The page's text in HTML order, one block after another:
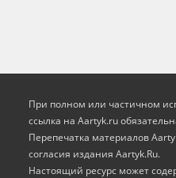
При полном или частичном
ссылка на Aartyk.ru
Перепечатка материалов
согласия издания Aartyk.Ru.
Настоящий ресурс может